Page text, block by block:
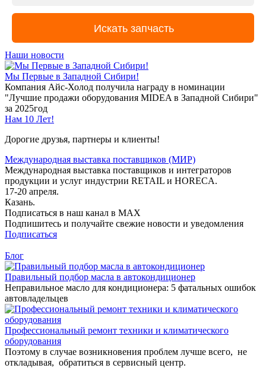
Наши новости
Мы Первые в Западной Сибири!
Компания Айс-Холод получила награду в номинации
"Лучшие продажи оборудования MIDEA в Западной Сибири"
за 2025год
Нам 10 Лет!
Дорогие друзья, партнеры и клиенты!
Международная выставка поставщиков (МИР)
Международная выставка поставщиков и интеграторов
продукции и услуг индустрии RETAIL и HORECA.
17-20 апреля.
Казань.
Подписаться в наш канал в MAX
Подпишитесь и получайте свежие новости и уведомления
Подписаться
Блог
Правильный подбор масла в автокондиционер
Неправильное масло для кондиционера: 5 фатальных ошибок
автовладельцев
Профессиональный ремонт техники и климатического
оборудования
Поэтому в случае возникновения проблем лучше всего, не
откладывая, обратиться в сервисный центр.